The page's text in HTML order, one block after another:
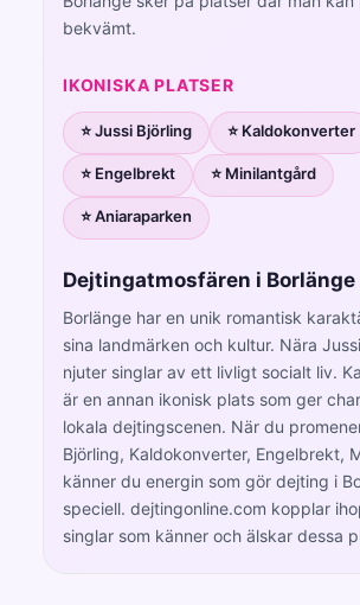
bekvämt.
IKONISKA PLATSER
⭐ Jussi Björling ⭐ Kaldokonverter
⭐ Engelbrekt ⭐ Minilantgård
⭐ Aniaraparken
Dejtingatmosfären i Borlänge
Borlänge har en unik romantisk
sina landmärken och kultur. Nära
njuter singlar av ett livligt socialt liv.
är en annan ikonisk plats som ger
lokala dejtingscenen. När du
Björling, Kaldokonverter, Engelbrekt,
känner du energin som gör dejting i
speciell. dejtingonline.com kopplar
singlar som känner och älskar dessa